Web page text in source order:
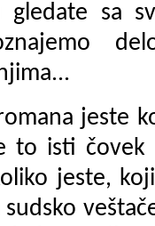
gledate sa
jeste
to isti
jeste,